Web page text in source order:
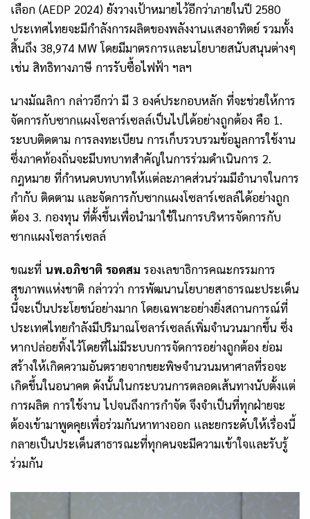
เลือก (AEDP 2024) ยังวางเป้าหมายไว้อีกว่าภายในปี 2580
ประเทศไทยจะมีกำลังการผลิตของพลังงานแสงอาทิตย์ รวมทั้ง
สิ้นถึง 38,974 MWโดยมีมาตรการและนโยบายสนับสนุนต่างๆ
เช่น สิทธิทางภาษี การรับซื้อไฟฟ้า ฯลฯ
นางมัณลิกา กล่าวอีกว่า มี 3 องค์ประกอบหลัก ที่จะช่วยให้การ
จัดการกับซากแผงโซลาร์เซลล์เป็นไปได้อย่างถูกต้อง คือ 1.
ระบบติดตาม การลงทะเบียน การเก็บรวบรวมข้อมูลการใช้งาน
ซึ่งภาคท้องถิ่นจะมีบทบาทสำคัญในการร่วมดำเนินการ 2.
กฎหมาย ที่กำหนดบทบาทให้แต่ละภาคส่วนร่วมมีอำนาจในการ
กำกับ ติดตาม และจัดการกับซากแผงโซลาร์เซลล์ได้อย่างถูก
ต้อง 3. กองทุน ที่ตั้งขึ้นเพื่อนำมาใช้ในการบริหารจัดการกับ
ซากแผงโซลาร์เซลล์
ขณะที่ นพ.อภิชาติ รอดสม รองเลขาธิการคณะกรรมการ
สุขภาพแห่งชาติ กล่าวว่า การพัฒนานโยบายสาธารณะประเด็น
นี้จะเป็นประโยชน์อย่างมาก โดยเฉพาะอย่างยิ่งสถานการณ์ที่
ประเทศไทยกำลังมีปริมาณโซลาร์เซลล์เพิ่มจำนวนมากขึ้น ซึ่ง
หากปล่อยทิ้งไว้โดยที่ไม่มีระบบการจัดการอย่างถูกต้อง ย่อม
สร้างให้เกิดความอันตรายจากขยะพิษจำนวนมหาศาลที่รอจะ
เกิดขึ้นในอนาคต ดังนั้นในกระบวนการตลอดเส้นทางนับตั้งแต่
การผลิต การใช้งาน ไปจนถึงการกำจัด จึงจำเป็นที่ทุกฝ่ายจะ
ต้องเข้ามาพูดคุยเพื่อร่วมกันหาทางออก และยกระดับให้เรื่องนี้
กลายเป็นประเด็นสาธารณะที่ทุกคนจะมีความเข้าใจและรับรู้
ร่วมกัน